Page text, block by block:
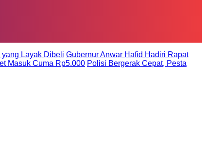
Layak Dibeli Gubernur Anwar Hafid Hadiri Rapat
Masuk Cuma Rp5.000 Polisi Bergerak Cepat, Pesta